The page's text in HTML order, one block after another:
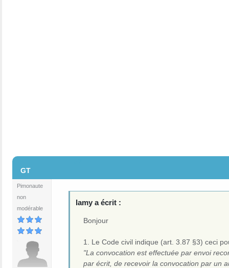
GT
Pimonaute
non
modérable
lamy a écrit :
Bonjour
1. Le Code civil indique (art. 3.87 §3) ceci
"La convocation est effectuée par envoi
par écrit, de recevoir la convocation par un